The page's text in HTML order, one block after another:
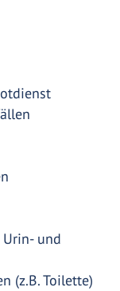
und
(z.B. Toilette)